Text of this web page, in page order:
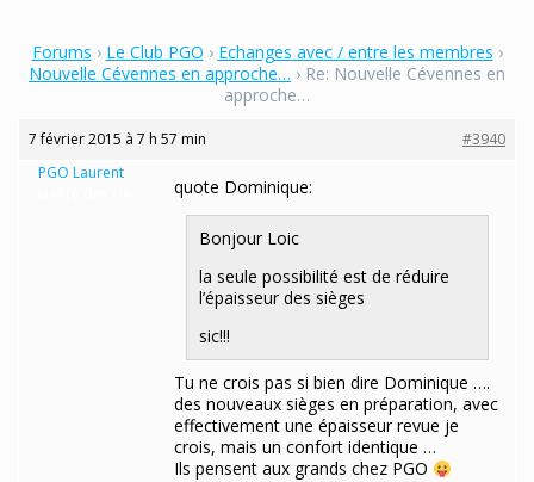
Forums › Le Club PGO › Echanges avec / entre les membres ›
Nouvelle Cévennes en approche… › Re: Nouvelle Cévennes en
approche…
7 février 2015 à 7 h 57 min
#3940
PGO Laurent
quote Dominique:
Bonjour Loic
la seule possibilité est de réduire
l’épaisseur des sièges
sic!!!
Tu ne crois pas si bien dire Dominique ….
des nouveaux sièges en préparation, avec
effectivement une épaisseur revue je
crois, mais un confort identique …
Ils pensent aux grands chez PGO